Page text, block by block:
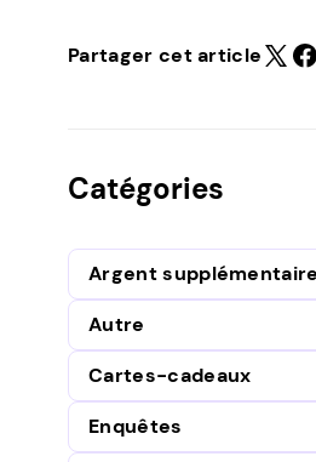
Partager cet article
Catégories
Argent supplémentaire
Autre
Cartes-cadeaux
Enquêtes